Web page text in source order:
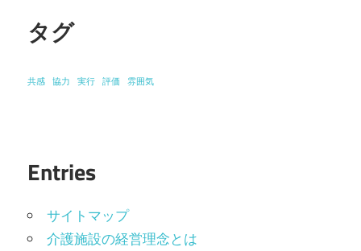
タグ
共感 協力 実行 評価 雰囲気
Entries
サイトマップ
介護施設の経営理念とは